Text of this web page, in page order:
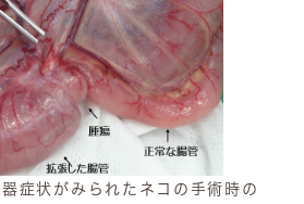
症状がみられたネコの手術時の